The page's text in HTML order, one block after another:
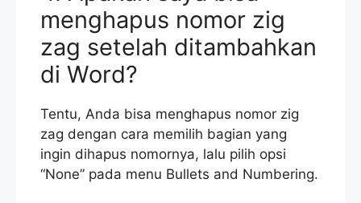
menghapus nomor zig
zag setelah ditambahkan
di Word?
Tentu, Anda bisa menghapus nomor zig
zag dengan cara memilih bagian yang
ingin dihapus nomornya, lalu pilih opsi
“None” pada menu Bullets and Numbering.